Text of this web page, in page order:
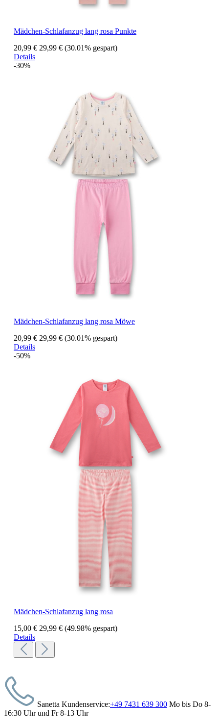
Mädchen-Schlafanzug lang rosa Punkte
20,99 € 29,99 € (30.01% gespart)
Details
-30%
Mädchen-Schlafanzug lang rosa Möwe
20,99 € 29,99 € (30.01% gespart)
Details
-50%
Mädchen-Schlafanzug lang rosa
15,00 € 29,99 € (49.98% gespart)
Details
Sanetta Kundenservice:+49 7431 639 300 Mo bis Do 8-
16:30 Uhr und Fr 8-13 Uhr